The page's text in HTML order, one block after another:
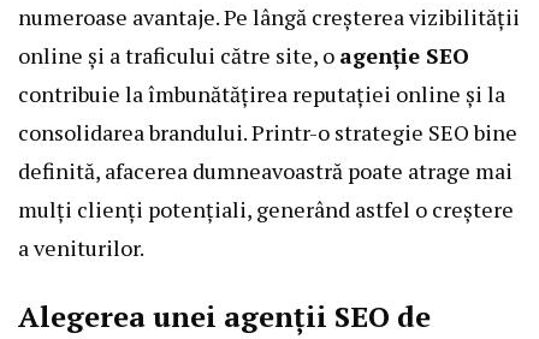
numeroase avantaje. Pe lângă creșterea vizibilității
online și a traficului către site, o agenție SEO
contribuie la îmbunătățirea reputației online și la
consolidarea brandului. Printr-o strategie SEO bine
definită, afacerea dumneavoastră poate atrage mai
mulți clienți potențiali, generând astfel o creștere
a veniturilor.
Alegerea unei agenții SEO de